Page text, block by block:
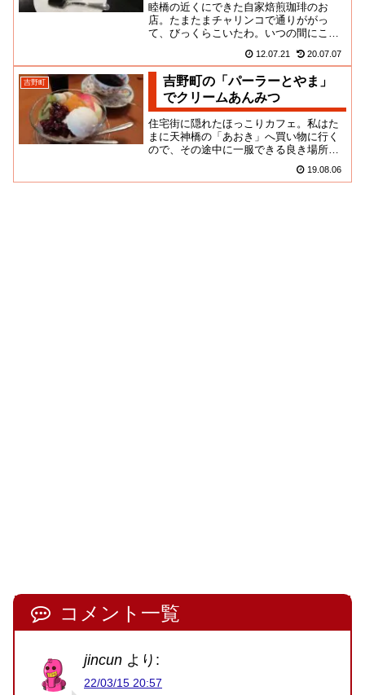
睦橋の近くにできた自家焙煎珈琲のお
店。たまたまチャリンコで通りががっ
て、びっくらこいたわ。いつの間にこん
り通ることがない道なんだけど、ず...
12.07.21 20.07.07
吉野町
吉野町の「パーラーとやま」
でクリームあんみつ
住宅街に隠れたほっこりカフェ。私はた
まに天神橋の「あおき」へ買い物に行く
ので、その途中に一服できる良き場所を
宅の崖の下。かつての暗黒風景... 19.08.06
コメント一覧
jincun より:
22/03/15 20:57